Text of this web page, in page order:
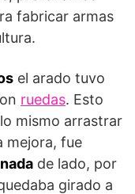
fabricar armas
el arado tuvo
ruedas. Esto
mismo arrastrar
mejora, fue
de lado, por
girado a